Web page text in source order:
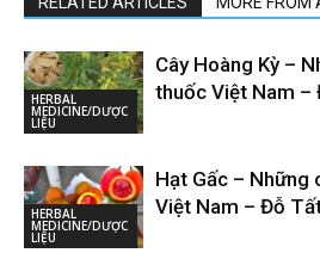
HERBAL
MEDICINE/DƯỢC
LIỆU
Cây Hoàng Kỳ –
thuốc Việt Nam –
HERBAL
MEDICINE/DƯỢC
LIỆU
Hạt Gấc – Những
Việt Nam – Đỗ